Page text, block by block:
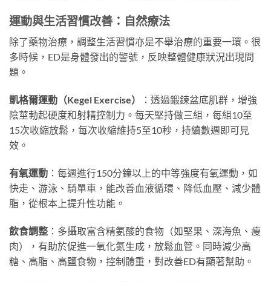
運動與生活習慣改善：自然療法
除了藥物治療，調整生活習慣亦是不舉治療的重要一環。很
多時候，ED是身體發出的警號，反映整體健康狀況出現問
題。
凱格爾運動（Kegel Exercise）
：透過鍛鍊盆底肌群，增強
陰莖勃起硬度和射精控制力。每天堅持做三組，每組10至
15次收縮放鬆，每次收縮維持5至10秒，持續數週即可見
效。
有氧運動 ：每週進行150分鐘以上的中等強度有氧運動，如
快走、游泳、騎單車，能改善血液循環、降低血壓、減少體
脂，從根本上提升性功能。
飲食調整 ：多攝取富含精氨酸的食物（如堅果、深海魚、瘦
肉），有助於促進一氧化氮生成，放鬆血管。同時減少高
糖、高脂、高鹽食物，控制體重，對改善ED有顯著幫助。